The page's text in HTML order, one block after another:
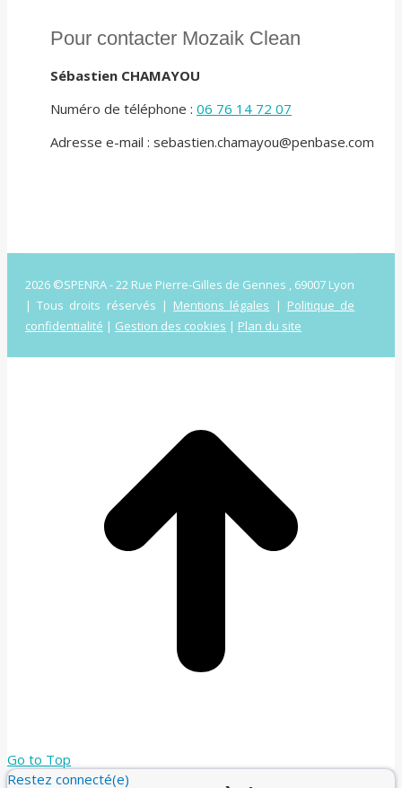
Pour contacter Mozaik Clean
Sébastien CHAMAYOU
Numéro de téléphone : 06 76 14 72 07
Adresse e-mail : sebastien.chamayou@penbase.com
2026 ©SPENRA - 22 Rue Pierre-Gilles de Gennes , 69007 Lyon
| Tous droits réservés | Mentions légales | Politique de
confidentialité | Gestion des cookies | Plan du site
Go to Top
Restez connecté(e)